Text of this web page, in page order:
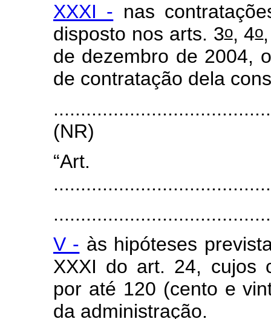
XXXI - nas
disposto nos arts. 3o, 4o
de dezembro de 2004,
de contratação dela
(NR)
V - às hipóteses
XXXI do art. 24, cujos
por até 120 (cento e
da administração.